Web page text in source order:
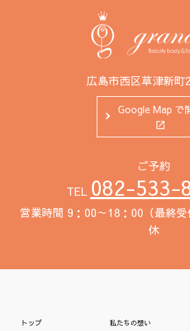
広島市西区草津新
Google Map で
ご予約
TEL 082-533-
営業時間 9：00～18：00（最終
休
トップ 私たちの想い